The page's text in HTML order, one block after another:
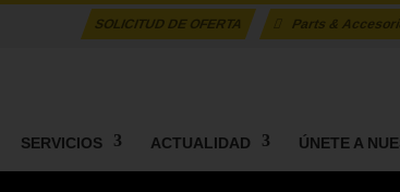
SOLICITUD DE OFERTA Parts &
SERVICIOS ACTUALIDAD ÚNETE A